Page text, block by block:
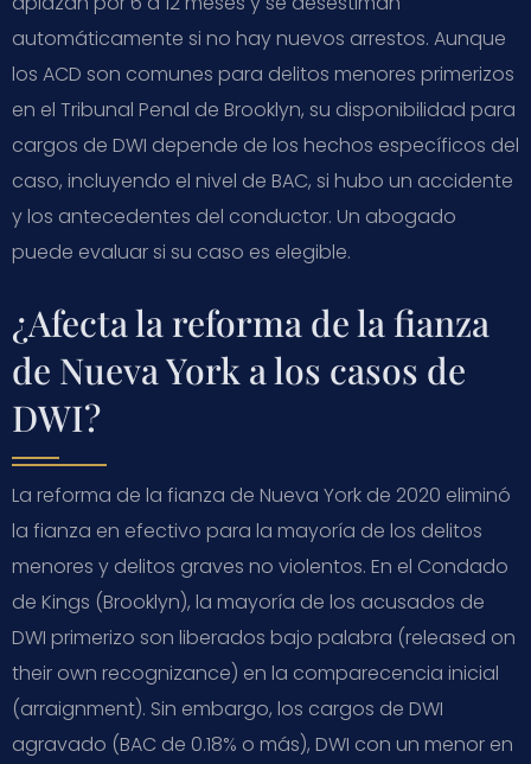
automáticamente si no hay nuevos arrestos. Aunque
los ACD son comunes para delitos menores primerizos
en el Tribunal Penal de Brooklyn, su disponibilidad para
cargos de DWI depende de los hechos específicos del
caso, incluyendo el nivel de BAC, si hubo un accidente
y los antecedentes del conductor. Un abogado
puede evaluar si su caso es elegible.
¿Afecta la reforma de la fianza
de Nueva York a los casos de
DWI?
La reforma de la fianza de Nueva York de 2020 eliminó
la fianza en efectivo para la mayoría de los delitos
menores y delitos graves no violentos. En el Condado
de Kings (Brooklyn), la mayoría de los acusados de
DWI primerizo son liberados bajo palabra (released on
their own recognizance) en la comparecencia inicial
(arraignment). Sin embargo, los cargos de DWI
agravado (BAC de 0.18% o más), DWI con un menor en